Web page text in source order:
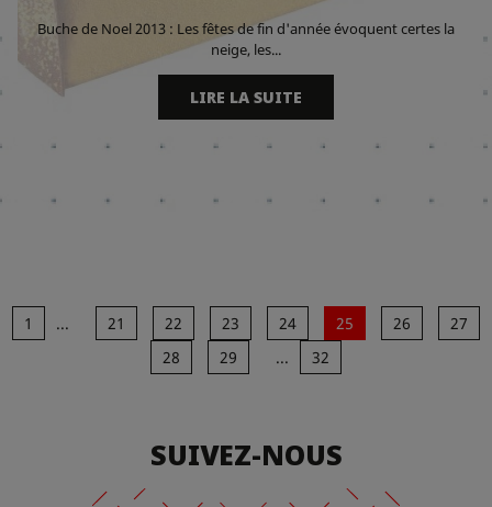
Buche de Noel 2013 : Les fêtes de fin d'année évoquent certes la
neige, les...
LIRE LA SUITE
1 ... 21 22 23 24 25 26
27
28
29 ... 32
SUIVEZ-NOUS